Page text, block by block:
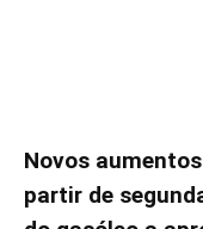
Novos
partir de